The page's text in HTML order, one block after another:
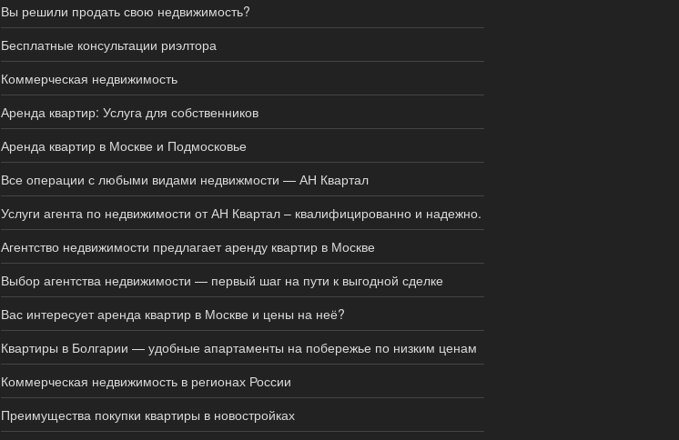
Вы решили продать свою недвижимость?
Бесплатные консультации риэлтора
Коммерческая недвижимость
Аренда квартир: Услуга для собственников
Аренда квартир в Москве и Подмосковье
Все операции с любыми видами недвижмости — АН Квартал
Услуги агента по недвижимости от АН Квартал – квалифицированно и надежно.
Агентство недвижимости предлагает аренду квартир в Москве
Выбор агентства недвижимости — первый шаг на пути к выгодной сделке
Вас интересует аренда квартир в Москве и цены на неё?
Квартиры в Болгарии — удобные апартаменты на побережье по низким ценам
Коммерческая недвижимость в регионах России
Преимущества покупки квартиры в новостройках